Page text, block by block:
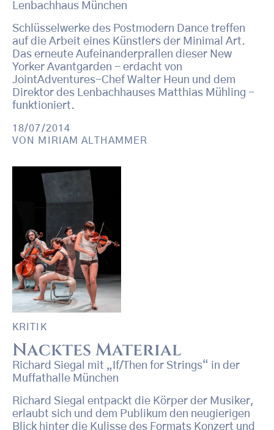
Lenbachhaus München
Schlüsselwerke des Postmodern Dance treffen
auf die Arbeit eines Künstlers der Minimal Art.
Das erneute Aufeinanderprallen dieser New
Yorker Avantgarden - erdacht von
JointAdventures-Chef Walter Heun und dem
Direktor des Lenbachhauses Matthias Mühling -
funktioniert.
18/07/2014
VON
MIRIAM ALTHAMMER
KRITIK
Nacktes Material
Richard Siegal mit „If/Then for Strings“ in der
Muffathalle München
Richard Siegal entpackt die Körper der Musiker,
erlaubt sich und dem Publikum den neugierigen
Blick hinter die Kulisse des Formats Konzert und